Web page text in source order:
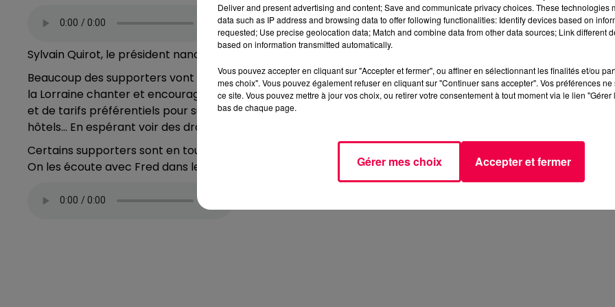
Sylvain Quirot, le président nancéien du « Supporters Club de France »
Beaucoup des supporters vont rester sur place et faire un circuit. Pas de doute donc sur le fait qu'on
la Lorraine chanter et encourager ! Si la France va plus loin, l'association continuera à bénéficier de
et de tarifs préférentiels pour supporter les Bleus. Ils ont déjà misé pour la finale... En bloquant des bus et des
hôtels... En espérant voir des drapeaux lorrains jusqu'au bout, donc !
Certains supporters sont en tout cas, aujourd'hui, en route pour l'Allemagne... En ce moment-même d'ailleurs !
On les écoute avec Fred dans le Club Magnum :
Deliver and present advertising and content; Save and communicate privacy choices. These technologies
data such as IP address and browsing data to offer following functionalities: Identify devices based on
requested; Use precise geolocation data; Match and combine data from other data sources; Link different
based on information transmitted automatically.
Vous pouvez accepter en cliquant sur "Accepter et fermer", ou affiner en sélectionnant les finalités et/ou
mes choix". Vous pouvez également refuser en cliquant sur "Continuer sans accepter". Vos préférences
ce site. Vous pouvez mettre à jour vos choix, ou retirer votre consentement à tout moment via le lien
bas de chaque page.
Gérer mes choix Accepter et fermer